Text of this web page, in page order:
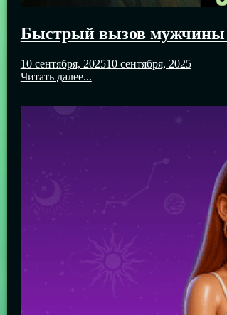
Быстрый вызов мужчины
10 сентября, 202510 сентября, 2025
Читать далее...